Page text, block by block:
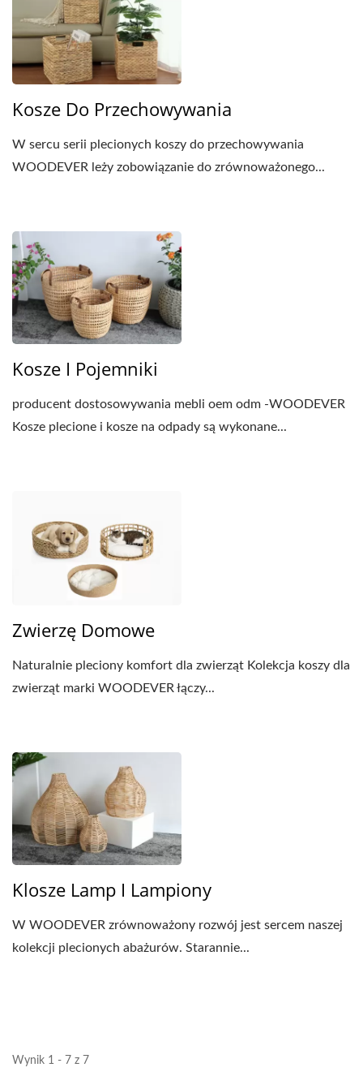
Kosze Do Przechowywania
W sercu serii plecionych koszy do przechowywania
WOODEVER leży zobowiązanie do zrównoważonego...
Kosze I Pojemniki
producent dostosowywania mebli oem odm -WOODEVER
Kosze plecione i kosze na odpady są wykonane...
Zwierzę Domowe
Naturalnie pleciony komfort dla zwierząt Kolekcja koszy dla
zwierząt marki WOODEVER łączy...
Klosze Lamp I Lampiony
W WOODEVER zrównoważony rozwój jest sercem naszej
kolekcji plecionych abażurów. Starannie...
Wynik 1 - 7 z 7